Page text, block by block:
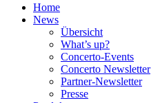
Home
News
Übersicht
What’s up?
Concerto-Events
Concerto Newsletter
Partner-Newsletter
Presse